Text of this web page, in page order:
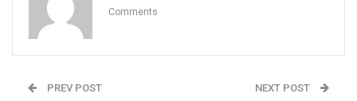
Comments
PREV POST NEXT POST